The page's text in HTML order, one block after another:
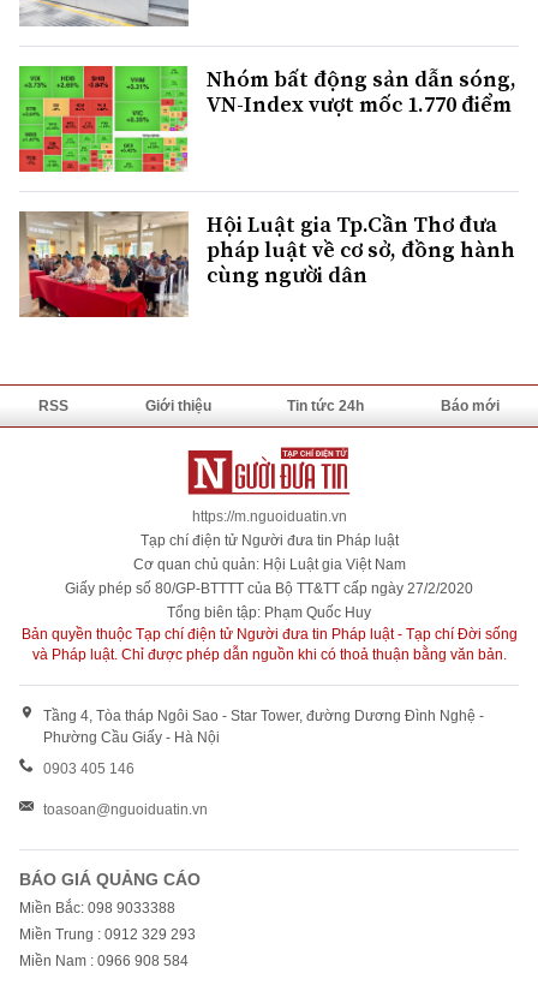
Nhóm bất động sản dẫn sóng,
VN-Index vượt mốc 1.770 điểm
Hội Luật gia Tp.Cần Thơ đưa
pháp luật về cơ sở, đồng hành
cùng người dân
RSS Giới thiệu Tin tức 24h Báo mới
https://m.nguoiduatin.vn
Tạp chí điện tử Người đưa tin Pháp luật
Cơ quan chủ quản: Hội Luật gia Việt Nam
Giấy phép số 80/GP-BTTTT của Bộ TT&TT cấp ngày 27/2/2020
Tổng biên tập: Phạm Quốc Huy
Bản quyền thuộc Tạp chí điện tử Người đưa tin Pháp luật - Tạp chí Đời sống
và Pháp luật. Chỉ được phép dẫn nguồn khi có thoả thuận bằng văn bản.
Tầng 4, Tòa tháp Ngôi Sao - Star Tower, đường Dương Đình Nghệ -
Phường Cầu Giấy - Hà Nội
0903 405 146
toasoan@nguoiduatin.vn
BÁO GIÁ QUẢNG CÁO
Miền Bắc: 098 9033388
Miền Trung : 0912 329 293
Miền Nam : 0966 908 584